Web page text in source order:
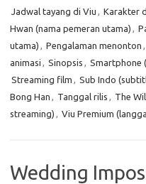
Jadwal tayang di Viu , Karakter
Hwan (nama pemeran utama) ,
utama) , Pengalaman menonton ,
animasi , Sinopsis , Smartphone
Streaming film , Sub Indo
Bong Han , Tanggal rilis , The
streaming) , Viu Premium
Wedding